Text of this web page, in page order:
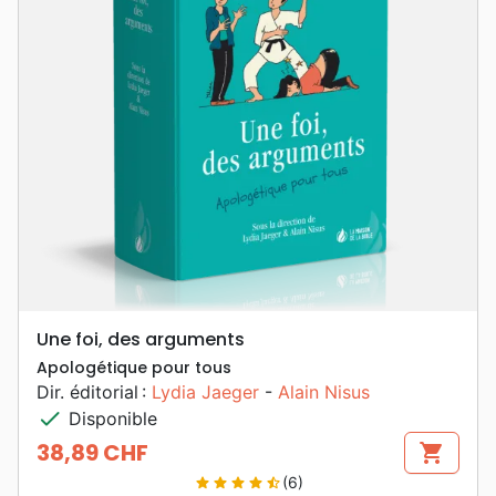
Une foi, des arguments
Apologétique pour tous
Dir. éditorial : Lydia Jaeger - Alain Nisus
check Disponible
Prix
38,89 CHF shopping_cart
star star star star star_half(6)